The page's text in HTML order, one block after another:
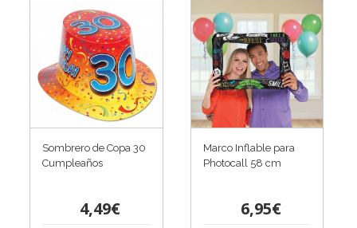
Sombrero de Copa 30
Cumpleaños
4,49€
Marco Inflable para
Photocall 58 cm
6,95€